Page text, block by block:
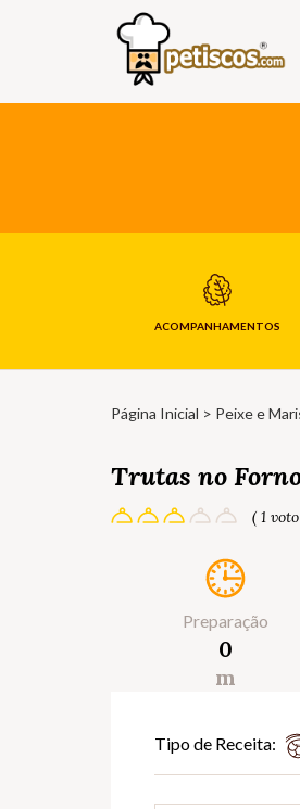
ACOMPANHAMENTOS
Página Inicial > Peixe e
Trutas no
( 1
Preparação
0
m
Tipo de Receita: